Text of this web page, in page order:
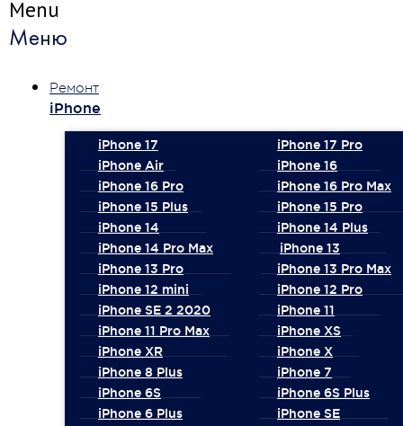
Menu
Меню
Ремонт
iPhone
iPhone 17
iPhone 17 Pro
iPhone Air
iPhone 16
iPhone 16 Pro
iPhone 16 Pro Max
iPhone 15 Plus
iPhone 15 Pro
iPhone 14
iPhone 14 Plus
iPhone 14 Pro Max
iPhone 13
iPhone 13 Pro
iPhone 13 Pro Max
iPhone 12 mini
iPhone 12 Pro
iPhone SE 2 2020
iPhone 11
iPhone 11 Pro Max
iPhone XS
iPhone XR
iPhone X
iPhone 8 Plus
iPhone 7
iPhone 6S
iPhone 6S Plus
iPhone 6 Plus
iPhone SE